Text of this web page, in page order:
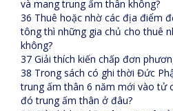
và mang trung ấm thân không?
36 Thuê hoặc nhờ các địa điểm
tông thì những gia chủ cho thuê
không?
37 Giải thích kiến chấp đơn
38 Trong sách có ghi thời Đức
trung ấm thân 6 năm mới vào tử
đó trung ấm thân ở đâu?